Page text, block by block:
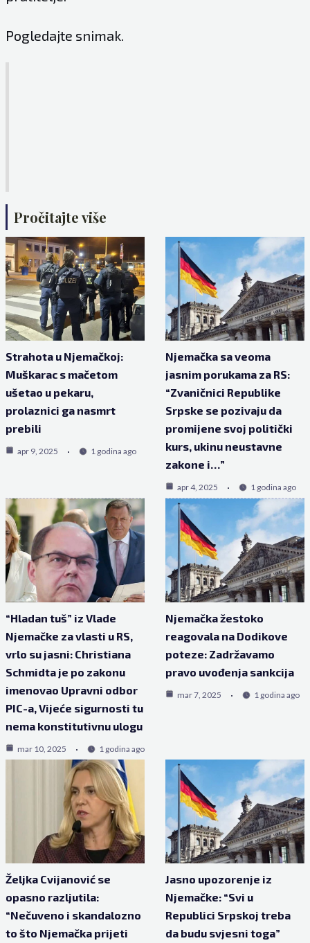
Pogledajte snimak.
Pročitajte više
Strahota u Njemačkoj:
Muškarac s mačetom
ušetao u pekaru,
prolaznici ga nasmrt
prebili
apr 9, 2025 1 godina ago
Njemačka sa veoma
jasnim porukama za RS:
“Zvaničnici Republike
Srpske se pozivaju da
promijene svoj politički
kurs, ukinu neustavne
zakone i…”
apr 4, 2025 1 godina ago
“Hladan tuš” iz Vlade
Njemačke za vlasti u RS,
vrlo su jasni: Christiana
Schmidta je po zakonu
imenovao Upravni odbor
PIC-a, Vijeće sigurnosti tu
nema konstitutivnu ulogu
mar 10, 2025 1 godina ago
Njemačka žestoko
reagovala na Dodikove
poteze: Zadržavamo
pravo uvođenja sankcija
mar 7, 2025 1 godina ago
Željka Cvijanović se
opasno razljutila:
“Nečuveno i skandalozno
to što Njemačka prijeti
Jasno upozorenje iz
Njemačke: “Svi u
Republici Srpskoj treba
da budu svjesni toga”